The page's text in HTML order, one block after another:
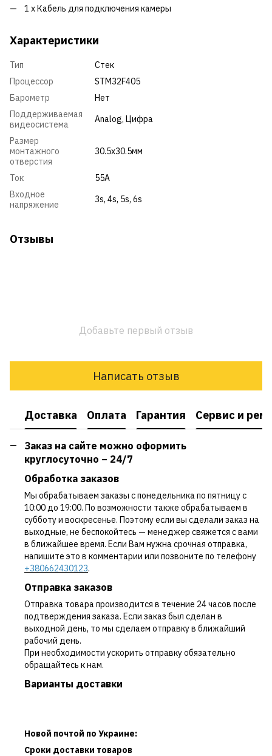
1 х Кабель для подключения камеры
Характеристики
Тип
Стек
Процессор
STM32F405
Барометр
Нет
Поддерживаемая
видеосистема
Analog, Цифра
Размер
монтажного
отверстия
30.5x30.5мм
Ток
55А
Входное
напряжение
3s, 4s, 5s, 6s
Отзывы
Добавьте первый отзыв
Написать отзыв
Доставка Оплата Гарантия Сервис и
Заказ на сайте можно оформить
круглосуточно – 24/7
Обработка заказов
Мы обрабатываем заказы с понедельника по пятницу с
10:00 до 19:00. По возможности также обрабатываем в
субботу и воскресенье. Поэтому если вы сделали заказ на
выходные, не беспокойтесь — менеджер свяжется с вами
в ближайшее время. Если Вам нужна срочная отправка,
напишите это в комментарии или позвоните по телефону
+380662430123.
Отправка заказов
Отправка товара производится в течение 24 часов после
подтверждения заказа. Если заказ был сделан в
выходной день, то мы сделаем отправку в ближайший
рабочий день.
При необходимости ускорить отправку обязательно
обращайтесь к нам.
Варианты доставки
Новой почтой по Украине:
Сроки доставки товаров